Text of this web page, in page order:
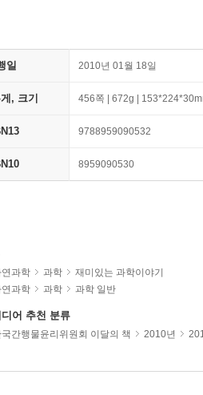
일 2010년 01월 18일
, 크기 456쪽 | 672g |
9788959090532
8959090530
연과학 과학
재미있는 과학이야기
연과학 과학 과학 일반
어 추천 분류
국간행물윤리위원회 이달의 책 2010년